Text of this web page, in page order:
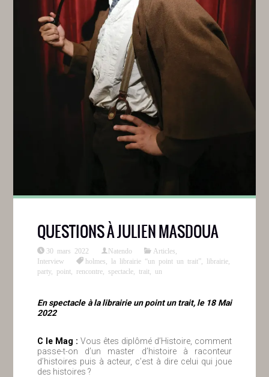
QUESTIONS À JULIEN MASDOUA
30 mars 2022 Natendo Articles
Interview
holmes la librairie “un point un trait” librairie
party, point rencontre spectacle trait un
En spectacle à la librairie un point un trait, le 18 Mai
2022
C le Mag : Vous êtes diplômé d’Histoire, comment
passe-t-on d’un master d’histoire à raconteur
d’histoires puis à acteur, c’est à dire celui qui joue
des histoires ?